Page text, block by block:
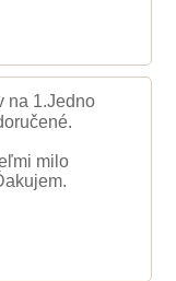
na 1.Jedno
milo